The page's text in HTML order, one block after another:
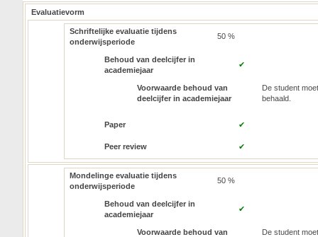
Evaluatievorm
Schriftelijke evaluatie tijdens
onderwijsperiode
50 %
Behoud van deelcijfer in
academiejaar
✔
Voorwaarde behoud van
deelcijfer in academiejaar
De student
behaald.
Paper ✔
Peer review ✔
Mondelinge evaluatie tijdens
onderwijsperiode
50 %
Behoud van deelcijfer in
academiejaar
✔
Voorwaarde behoud van
De student